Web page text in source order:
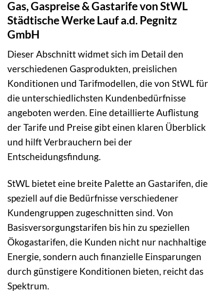
Gas, Gaspreise & Gastarife von StWL
Städtische Werke Lauf a.d. Pegnitz
GmbH
Dieser Abschnitt widmet sich im Detail den
verschiedenen Gasprodukten, preislichen
Konditionen und Tarifmodellen, die von StWL für
die unterschiedlichsten Kundenbedürfnisse
angeboten werden. Eine detaillierte Auflistung
der Tarife und Preise gibt einen klaren Überblick
und hilft Verbrauchern bei der
Entscheidungsfindung.
StWL bietet eine breite Palette an Gastarifen, die
speziell auf die Bedürfnisse verschiedener
Kundengruppen zugeschnitten sind. Von
Basisversorgungstarifen bis hin zu speziellen
Ökogastarifen, die Kunden nicht nur nachhaltige
Energie, sondern auch finanzielle Einsparungen
durch günstigere Konditionen bieten, reicht das
Spektrum.